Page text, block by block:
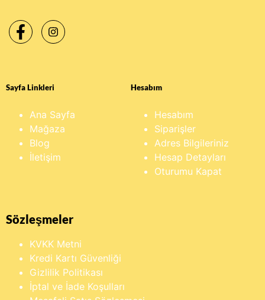
Sayfa Linkleri
Ana Sayfa
Mağaza
Blog
İletişim
Hesabım
Hesabım
Siparişler
Adres Bilgileriniz
Hesap Detayları
Oturumu Kapat
Sözleşmeler
KVKK Metni
Kredi Kartı Güvenliği
Gizlilik Politikası
İptal ve İade Koşulları